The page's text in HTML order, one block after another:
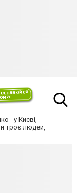
- у Києві,
троє людей,